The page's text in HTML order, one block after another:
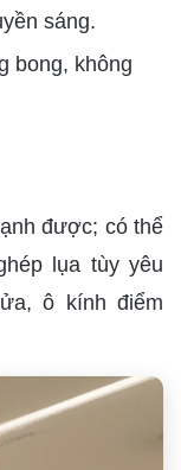
sáng.
bong, không
được; có thể
lụa tùy yêu
ô kính điểm